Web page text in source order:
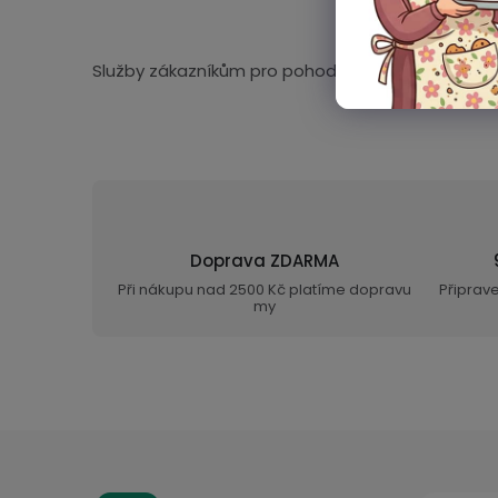
Služby zákazníkům pro pohodlný a bezpečný
Doprava ZDARMA
Při nákupu nad 2500 Kč platíme dopravu
my